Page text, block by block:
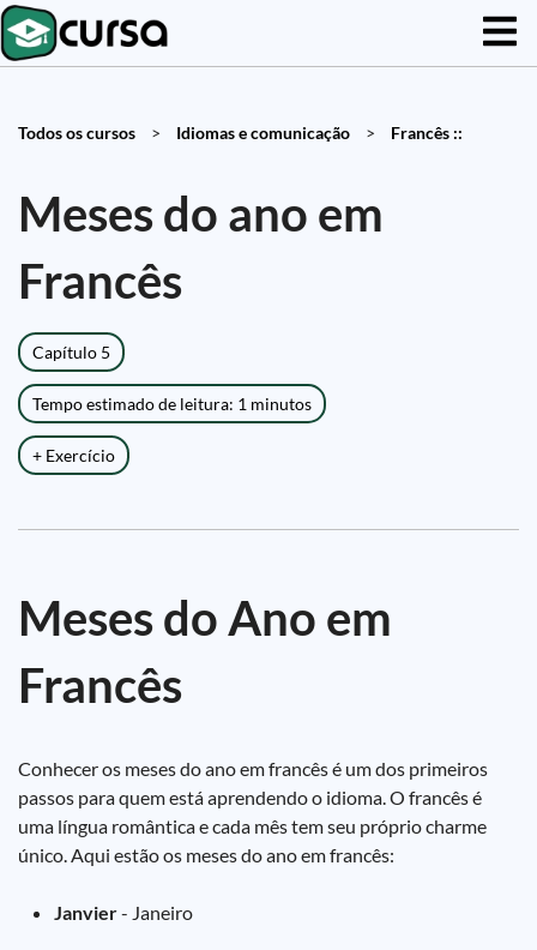
Todos os cursos > Idiomas e comunicação > Francês ::
Meses do ano em
Francês
Capítulo 5
Tempo estimado de leitura: 1 minutos
+ Exercício
Meses do Ano em
Francês
Conhecer os meses do ano em francês é um dos primeiros
passos para quem está aprendendo o idioma. O francês é
uma língua romântica e cada mês tem seu próprio charme
único. Aqui estão os meses do ano em francês:
Janvier- Janeiro